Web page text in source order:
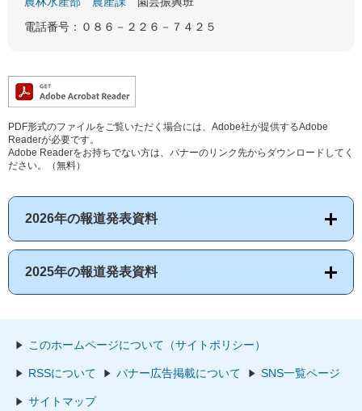
電話番号：０８６－２２６－７４２５
PDF形式のファイルをご覧いただく場合には、Adobe社が提供するAdobe
Readerが必要です。
Adobe Readerをお持ちでない方は、バナーのリンク先からダウンロードしてく
ださい。（無料）
2026年の報道発表資料
2025年の報道発表資料
このホームページについて（サイトポリシー）
RSSについて バナー広告掲載について SNS一覧ページ
サイトマップ